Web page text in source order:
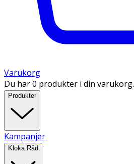
Varukorg
Du har 0 produkter i din varukorg.
Produkter
Kampanjer
Kloka Råd